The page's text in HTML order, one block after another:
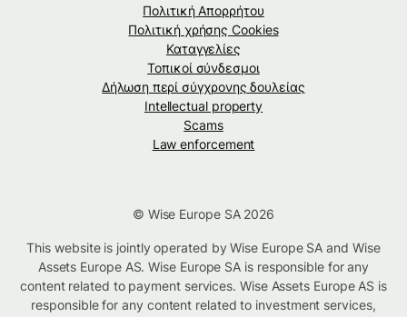
Πολιτική Απορρήτου
Πολιτική χρήσης Cookies
Καταγγελίες
Τοπικοί σύνδεσμοι
Δήλωση περί σύγχρονης δουλείας
Intellectual property
Scams
Law enforcement
© Wise Europe SA 2026
This website is jointly operated by Wise Europe SA and Wise
Assets Europe AS. Wise Europe SA is responsible for any
content related to payment services. Wise Assets Europe AS is
responsible for any content related to investment services,